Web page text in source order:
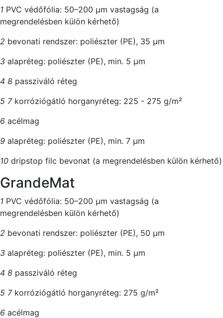
1 PVC védőfólia: 50–200 μm vastagság (a
megrendelésben külön kérhető)
2 bevonati rendszer: poliészter (PE), 35 μm
3 alapréteg: poliészter (PE), min. 5 μm
4 8 passziváló réteg
5 7korróziógátló horganyréteg: 225 - 275 g/m²
6 acélmag
9 alapréteg: poliészter (PE), min. 7 μm
10 dripstop filc bevonat (a megrendelésben külön kérhető)
GrandeMat
1 PVC védőfólia: 50–200 μm vastagság (a
megrendelésben külön kérhető)
2 bevonati rendszer: poliészter (PE), 50 μm
3 alapréteg: poliészter (PE), min. 5 μm
4 8 passziváló réteg
5 7korróziógátló horganyréteg: 275 g/m²
6 acélmag